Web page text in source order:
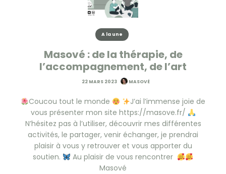
A la une
Masové : de la thérapie, de
l’accompagnement, de l’art
22 MARS 2023 MASOVÉ
Coucou tout le monde
J’ai l’immense joie de
vous présenter mon site https://masove.fr/
N’hésitez pas à l’utiliser, découvrir mes différentes
activités, le partager, venir échanger, je prendrai
plaisir à vous y retrouver et vous apporter du
soutien.
Au plaisir de vous rencontrer
Masové